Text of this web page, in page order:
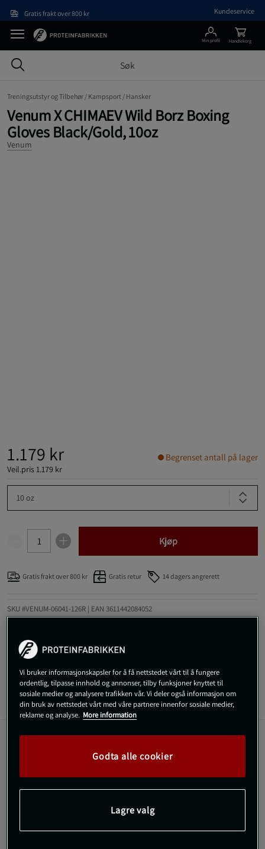
Gratis frakt over 800 kr Kundeservice
Min profil Handlekorg
Treningsutstyr og Tilbehør / Kampsport / Hansker
Venum X CHIMAEV Wild Borz Boxing
Gloves Black/Gold, 10oz
Venum
1.179 kr
Veil.pris 1.179 kr
Begrenset antall på lager
10 oz
Kjøp
Gratis frakt over 800 kr Gratis retur 14 dagers angrerett
SKU #VENUM-06041-126R | EAN 3611442084052
Boxing Gloves, som er designet for å gi både beskyttelse og stil.
Informasjon Anmeldelser
med et unikt design inspirert av ulvens styrke.
Slitesterke materialer
Vi bruker informasjonskapsler for å få nettstedet vårt til å fungere
ordentlig, tilpasse innhold og annonser, tilby funksjoner knyttet til
sosiale medier og analysere trafikken vår. Vi deler også informasjon om
din bruk av nettstedet vårt med våre partnere innenfor sosiale medier,
reklame og analyse. More information
Godta alle cookier
Lagre valg